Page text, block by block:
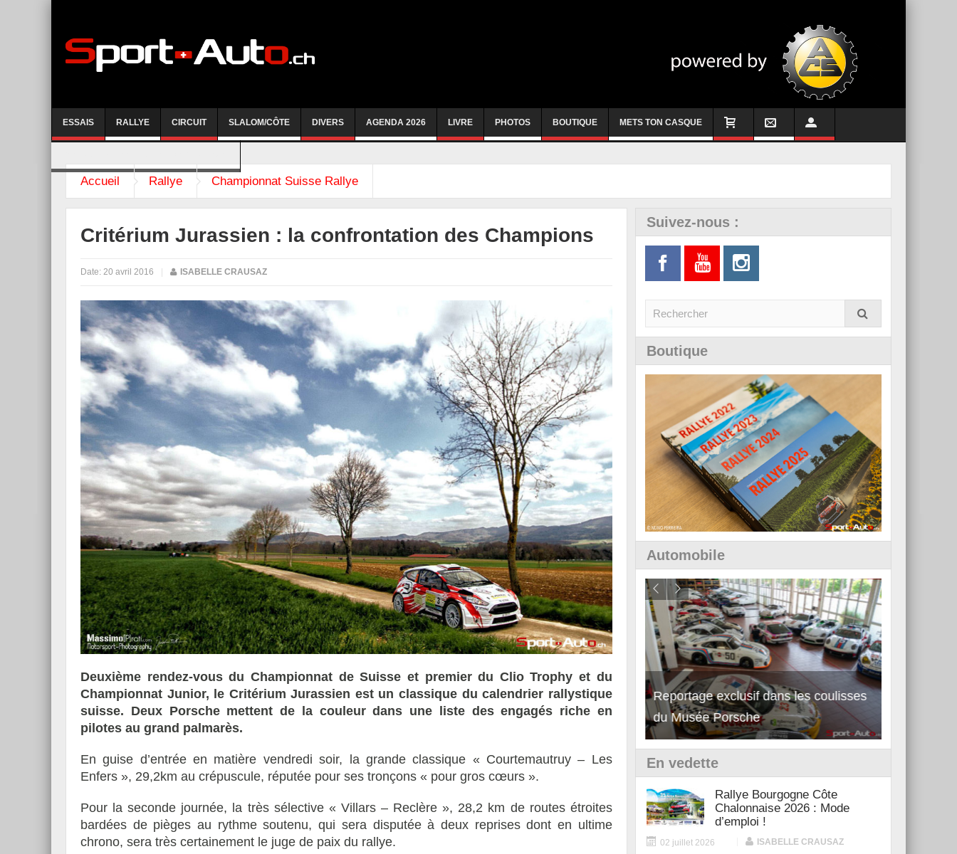
ESSAIS RALLYE CIRCUIT SLALOM/CÔTE DIVERS AGENDA 2026 LIVRE PHOTOS BOUTIQUE METS TON CASQUE
Accueil Rallye Championnat Suisse Rallye
Critérium Jurassien : la confrontation des Champions
Date: 20 avril 2016 ISABELLE CRAUSAZ
Deuxième rendez-vous du Championnat de Suisse et premier du Clio Trophy et du
Championnat Junior, le Critérium Jurassien est un classique du calendrier rallystique
suisse. Deux Porsche mettent de la couleur dans une liste des engagés riche en
pilotes au grand palmarès.
En guise d’entrée en matière vendredi soir, la grande classique « Courtemautruy – Les
Enfers », 29,2km au crépuscule, réputée pour ses tronçons « pour gros cœurs ».
Pour la seconde journée, la très sélective « Villars – Reclère », 28,2 km de routes étroites
bardées de pièges au rythme soutenu, qui sera disputée à deux reprises dont en ultime
chrono, sera très certainement le juge de paix du rallye.
Suivez-nous :
Boutique
Automobile
Essai – Morgan Supersport
Reportage exclusif dans les coulisses
du Musée Porsche
Découverte de la nouvelle Ferrari
12Cilindri Manuale
En vedette
Rallye Bourgogne Côte
Chalonnaise 2026 : Mode
d’emploi !
02 juillet 2026 ISABELLE CRAUSAZ